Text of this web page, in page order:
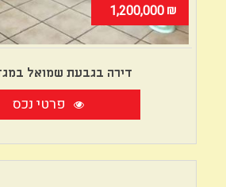
1,200,000 ₪
דירה בגבעת שמואל
פרטי נכס